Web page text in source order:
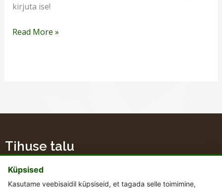
kirjuta ise!
Read More »
Tihuse talu
Küpsised
Kasutame veebisaidil küpsiseid, et tagada selle toimimine,